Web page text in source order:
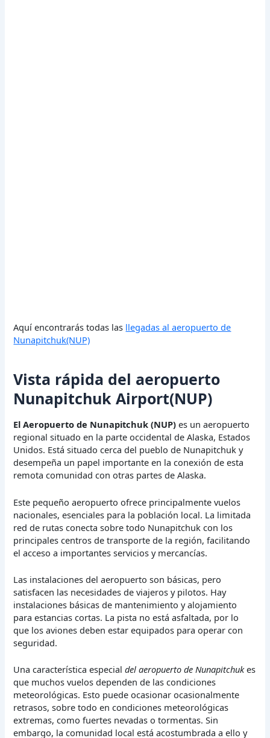
Aquí encontrarás todas las llegadas al aeropuerto de
Nunapitchuk(NUP)
Vista rápida del aeropuerto
Nunapitchuk Airport(NUP)
El Aeropuerto de Nunapitchuk (NUP) es un aeropuerto
regional situado en la parte occidental de Alaska, Estados
Unidos. Está situado cerca del pueblo de Nunapitchuk y
desempeña un papel importante en la conexión de esta
remota comunidad con otras partes de Alaska.
Este pequeño aeropuerto ofrece principalmente vuelos
nacionales, esenciales para la población local. La limitada
red de rutas conecta sobre todo Nunapitchuk con los
principales centros de transporte de la región, facilitando
el acceso a importantes servicios y mercancías.
Las instalaciones del aeropuerto son básicas, pero
satisfacen las necesidades de viajeros y pilotos. Hay
instalaciones básicas de mantenimiento y alojamiento
para estancias cortas. La pista no está asfaltada, por lo
que los aviones deben estar equipados para operar con
seguridad.
Una característica especialdel aeropuerto de Nunapitchukes
que muchos vuelos dependen de las condiciones
meteorológicas. Esto puede ocasionar ocasionalmente
retrasos, sobre todo en condiciones meteorológicas
extremas, como fuertes nevadas o tormentas. Sin
embargo, la comunidad local está acostumbrada a ello y